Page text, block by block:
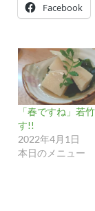
Facebook
「春ですね」若
す!!
2022年4月1日
本日のメニュー